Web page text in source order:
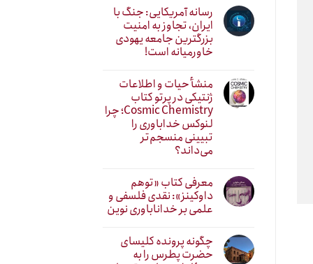
رسانه آمریکایی: جنگ با
ایران، تجاوز به امنیت
بزرگترین جامعه یهودی
خاورمیانه است!
منشأ حیات و اطلاعات
ژنتیکی در پرتو کتاب
Cosmic Chemistry؛ چرا
لنوکس خداباوری را
تبیینی منسجم‌تر
می‌داند؟
معرفی کتاب «توهم
داوکینز»: نقدی فلسفی و
علمی بر خداناباوری نوین
چگونه پرونده کلیسای
حضرت پطرس را به